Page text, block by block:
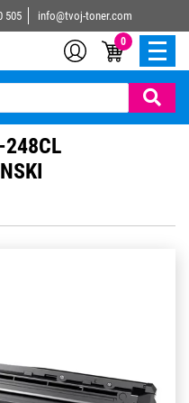
505 info@tvoj-toner.com
0
248CL